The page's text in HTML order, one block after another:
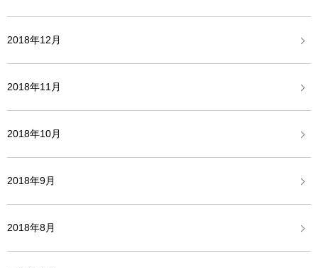
2018年12月
2018年11月
2018年10月
2018年9月
2018年8月